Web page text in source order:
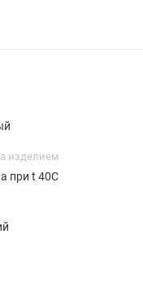
изделием
при t 40С